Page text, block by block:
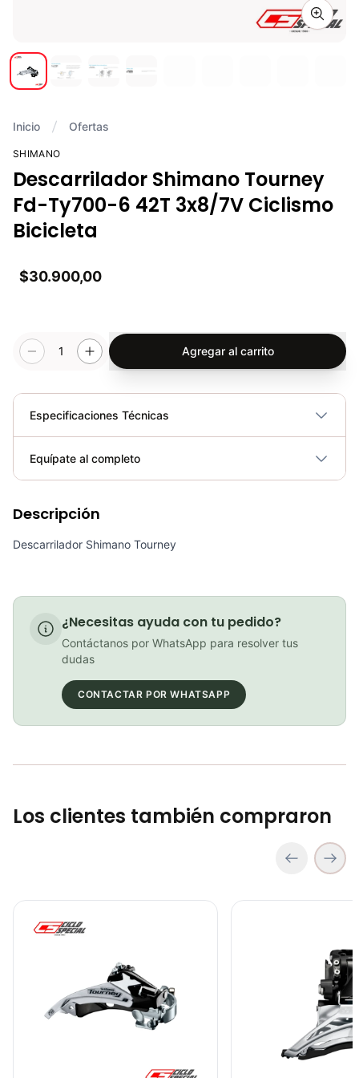
Zoom
Inicio Ofertas
SHIMANO
Descarrilador Shimano Tourney
Fd-Ty700-6 42T 3x8/7V Ciclismo
Bicicleta
$30.900,00
1 Agregar al carrito
Especificaciones Técnicas
Plegable No
Equípate al completo
COP 27,000.00
Descarrilador Deore 2x10 Shimano Fd-m6025 34.9/31.8
COP 137,000.00
Pacha Shimano Tourney Tz-500 6vel 14-28 Rosca
Descripción
Descarrilador Shimano Tourney
¿Necesitas ayuda con tu pedido?
Contáctanos por WhatsApp para resolver tus
dudas
CONTACTAR POR WHATSAPP
Los clientes también compraron
Descarrilador Shimano Tourney Fd-Ty500-6 42T 3x6/7V Ciclismo
Descarrilador Deore